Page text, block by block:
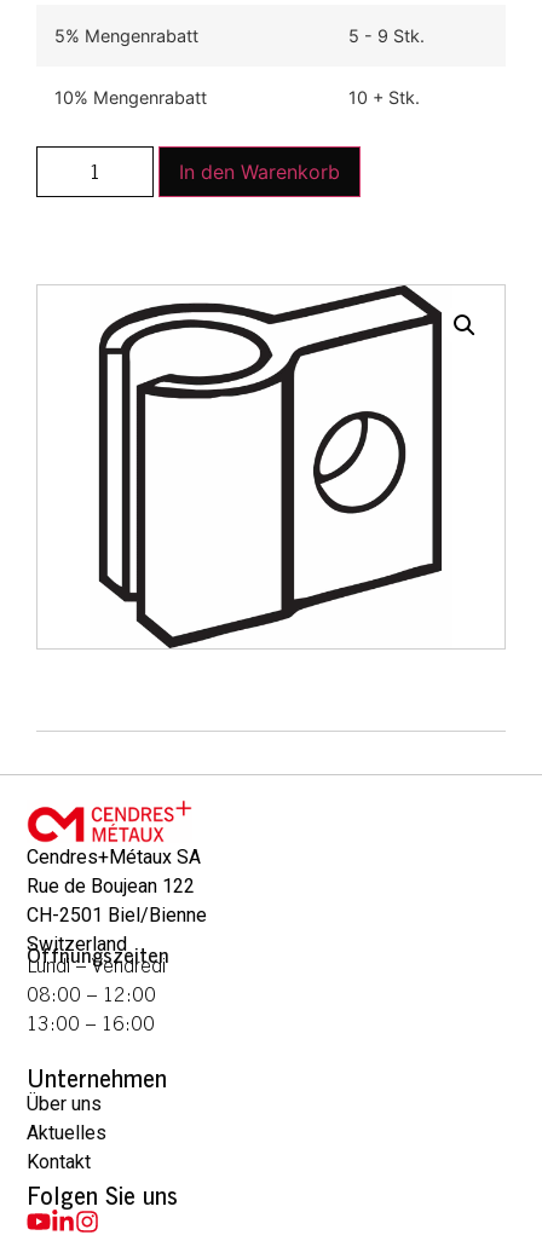
5% Mengenrabatt 5 - 9
10% Mengenrabatt 10 +
In den Warenkorb
Cendres+Métaux SA
Rue de Boujean 122
CH-2501 Biel/Bienne
Switzerland
Öffnungszeiten
Lundi – Vendredi
08:00 – 12:00
13:00 – 16:00
Unternehmen
Über uns
Aktuelles
Kontakt
Folgen Sie uns